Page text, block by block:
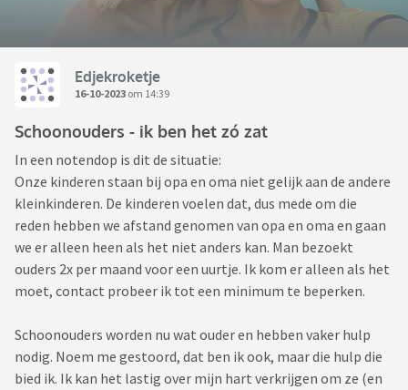
Edjekroketje
16-10-2023 om 14:39
Schoonouders - ik ben het zó zat
In een notendop is dit de situatie:
Onze kinderen staan bij opa en oma niet gelijk aan de andere
kleinkinderen. De kinderen voelen dat, dus mede om die
reden hebben we afstand genomen van opa en oma en gaan
we er alleen heen als het niet anders kan. Man bezoekt
ouders 2x per maand voor een uurtje. Ik kom er alleen als het
moet, contact probeer ik tot een minimum te beperken.
Schoonouders worden nu wat ouder en hebben vaker hulp
nodig. Noem me gestoord, dat ben ik ook, maar die hulp die
bied ik. Ik kan het lastig over mijn hart verkrijgen om ze (en